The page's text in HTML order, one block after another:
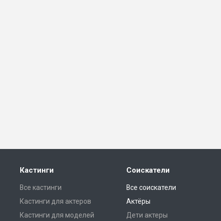
Кастинги
Все кастинги
Кастинги для актеров
Кастинги для моделей
Соискатели
Все соискатели
Актёры
Дети актеры